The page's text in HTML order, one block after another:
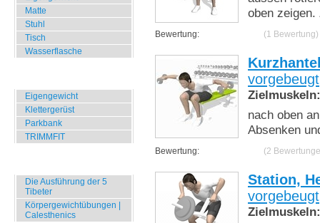
Matte
Stuhl
Tisch
Wasserflasche
Eigengewicht
Klettergerüst
Parkbank
TRIMMFIT
Die Ausführung der 5
Tibeter
Körpergewichtübungen |
Calesthenics
oben
Bewertung: (1 Bewertung)
vorgebeugt
Zielmuskeln:
nach oben
Absenken
Bewertung: (2
Station,
vorgebeugt
Zielmuskeln: